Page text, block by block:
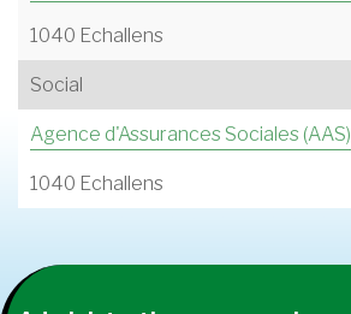
1040 Echallens
Social
Agence d'Assurances Sociales (AAS)
1040 Echallens